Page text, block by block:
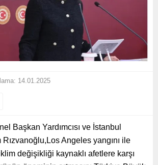
14.01.2025
Başkan Yardımcısı ve İstanbul
Angeles yangını ile
değişikliği kaynaklı afetlere karşı